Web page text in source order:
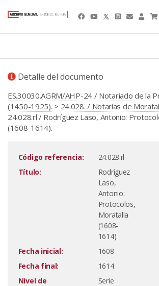
Detalle del documento
ES.30030.AGRM/AHP-24 / Notariado de la
(1450-1925). > 24.028. / Notarías de
24.028.rl / Rodríguez Laso, Antonio:
(1608-1614).
Código referencia:
24.028.rl
Título:
Rodríguez
Laso,
Antonio:
Protocolos,
Moratalla
(1608-
1614).
Fecha inicial:
1608
Fecha final:
1614
Nivel de
Serie